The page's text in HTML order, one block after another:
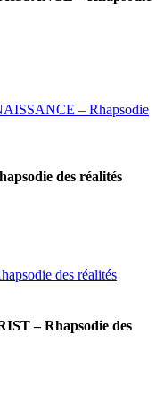
des réalités
– Rhapsodie des